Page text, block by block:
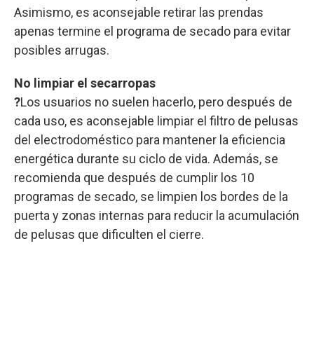
Asimismo, es aconsejable retirar las prendas
apenas termine el programa de secado para evitar
posibles arrugas.
No limpiar el secarropas
?Los usuarios no suelen hacerlo, pero después de
cada uso, es aconsejable limpiar el filtro de pelusas
del electrodoméstico para mantener la eficiencia
energética durante su ciclo de vida. Además, se
recomienda que después de cumplir los 10
programas de secado, se limpien los bordes de la
puerta y zonas internas para reducir la acumulación
de pelusas que dificulten el cierre.